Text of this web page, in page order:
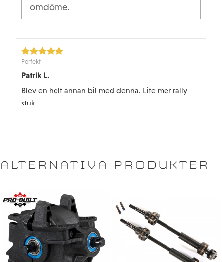
Perfekt
Patrik L.
Blev en helt annan bil med denna. Lite mer rally
stuk
ALTERNATIVA PRODUKTER